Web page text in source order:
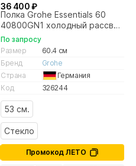
36 400 ₽
Полка Grohe Essentials 60
40800GN1 холодный рассвет
матовый
По запросу
Размер
60.4 см
Бренд
Grohe
Страна
Германия
Код
326244
53 см.
Стекло
Промокод ЛЕТО